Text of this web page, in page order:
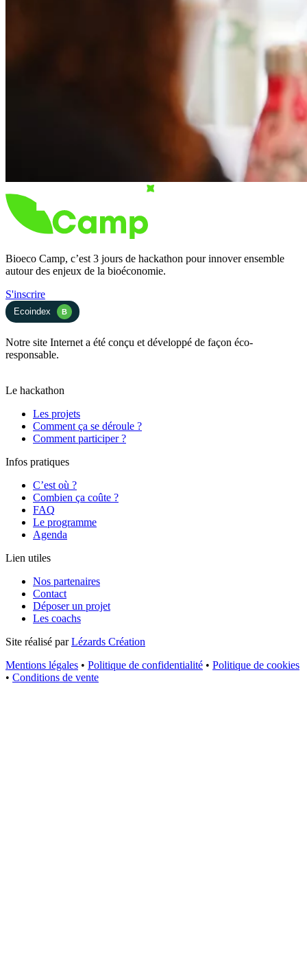
Bioeco Camp, c’est 3 jours de hackathon pour innover ensemble
autour des enjeux de la bioéconomie.
S'inscrire
Ecoindex B
Notre site Internet a été conçu et développé de façon éco-
responsable.
Le hackathon
Les projets
Comment ça se déroule ?
Comment participer ?
Infos pratiques
C’est où ?
Combien ça coûte ?
FAQ
Le programme
Agenda
Lien utiles
Nos partenaires
Contact
Déposer un projet
Les coachs
Site réalisé parLézards Création
Mentions légales • Politique de confidentialité • Politique de cookies
• Conditions de vente